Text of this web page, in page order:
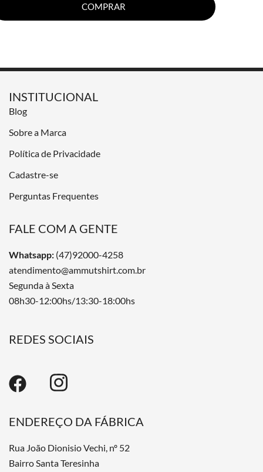
COMPRAR
INSTITUCIONAL
Blog
Sobre a Marca
Política de Privacidade
Cadastre-se
Perguntas Frequentes
FALE COM A GENTE
Whatsapp: (47)92000-4258
atendimento@ammutshirt.com.br
Segunda à Sexta
08h30-12:00hs/13:30-18:00hs
REDES SOCIAIS
ENDEREÇO DA FÁBRICA
Rua João Dionisio Vechi, nº 52
Bairro Santa Teresinha